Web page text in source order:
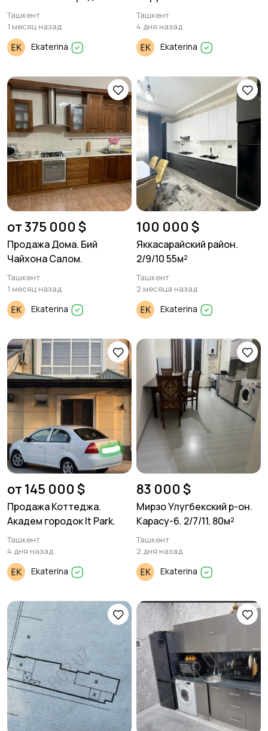
дом.
Ташкент
1 месяц назад
Ekaterina
Ташкент
4 дня назад
Ekaterina
от 375 000 $
Продажа Дома. Бий
Чайхона Салом.
Ташкент
1 месяц назад
Ekaterina
100 000 $
Яккасарайский район.
2/9/10 55м²
Ташкент
2 месяца назад
Ekaterina
от 145 000 $
Продажа Коттеджа.
Академ городок It Park.
Ташкент
4 дня назад
Ekaterina
83 000 $
Мирзо Улугбекский р-он.
Карасу-6. 2/7/11. 80м²
Ташкент
2 дня назад
Ekaterina